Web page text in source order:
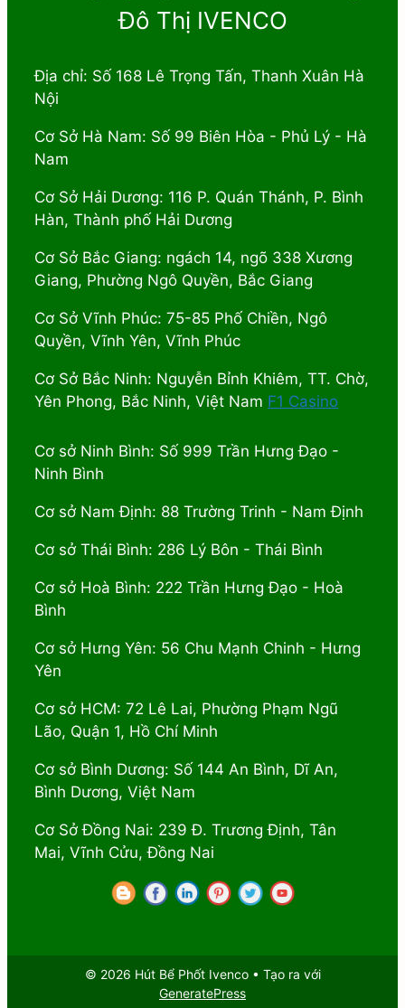
Đô Thị IVENCO
Địa chỉ: Số 168 Lê Trọng Tấn, Thanh Xuân Hà
Nội
Cơ Sở Hà Nam: Số 99 Biên Hòa - Phủ Lý - Hà
Nam
Cơ Sở Hải Dương: 116 P. Quán Thánh, P. Bình
Hàn, Thành phố Hải Dương
Cơ Sở Bắc Giang: ngách 14, ngõ 338 Xương
Giang, Phường Ngô Quyền, Bắc Giang
Cơ Sở Vĩnh Phúc: 75-85 Phố Chiền, Ngô
Quyền, Vĩnh Yên, Vĩnh Phúc
Cơ Sở Bắc Ninh: Nguyễn Bỉnh Khiêm, TT. Chờ,
Yên Phong, Bắc Ninh, Việt Nam F1 Casino
Cơ sở Ninh Bình: Số 999 Trần Hưng Đạo -
Ninh Bình
Cơ sở Nam Định: 88 Trường Trinh - Nam Định
Cơ sở Thái Bình: 286 Lý Bôn - Thái Bình
Cơ sở Hoà Bình: 222 Trần Hưng Đạo - Hoà
Bình
Cơ sở Hưng Yên: 56 Chu Mạnh Chinh - Hưng
Yên
Cơ sở HCM: 72 Lê Lai, Phường Phạm Ngũ
Lão, Quận 1, Hồ Chí Minh
Cơ sở Bình Dương: Số 144 An Bình, Dĩ An,
Bình Dương, Việt Nam
Cơ Sở Đồng Nai: 239 Đ. Trương Định, Tân
Mai, Vĩnh Cửu, Đồng Nai
© 2026 Hút Bể Phốt Ivenco• Tạo ra với
GeneratePress